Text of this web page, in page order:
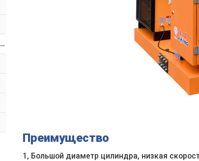
Преимущество
1, Большой диаметр цилиндра, низкая